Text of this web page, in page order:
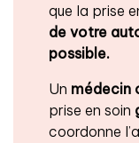
que la prise
de votre
possible.
Un médecin
prise en soin
coordonne